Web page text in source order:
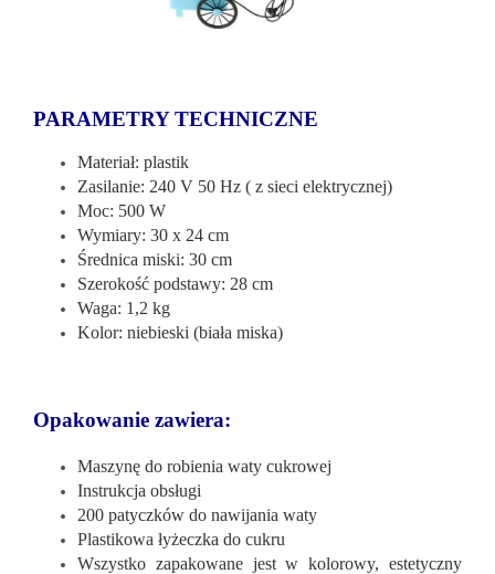
PARAMETRY TECHNICZNE
Materiał: plastik
Zasilanie: 240 V 50 Hz ( z sieci elektrycznej)
Moc: 500 W
Wymiary: 30 x 24 cm
Średnica miski: 30 cm
Szerokość podstawy: 28 cm
Waga: 1,2 kg
Kolor: niebieski (biała miska)
Opakowanie zawiera:
Maszynę do robienia waty cukrowej
Instrukcja obsługi
200 patyczków do nawijania waty
Plastikowa łyżeczka do cukru
Wszystko zapakowane jest w kolorowy, estetyczny